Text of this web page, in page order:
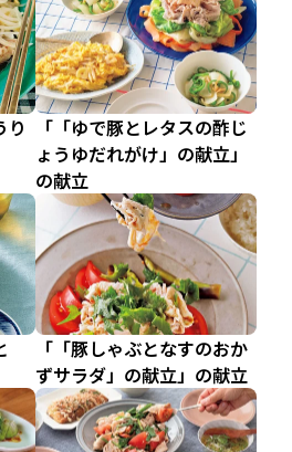
り
「「ゆで豚とレタスの酢じ
ょうゆだれがけ」の献立」
の献立
「「豚しゃぶとなすのおか
ずサラダ」の献立」の献立